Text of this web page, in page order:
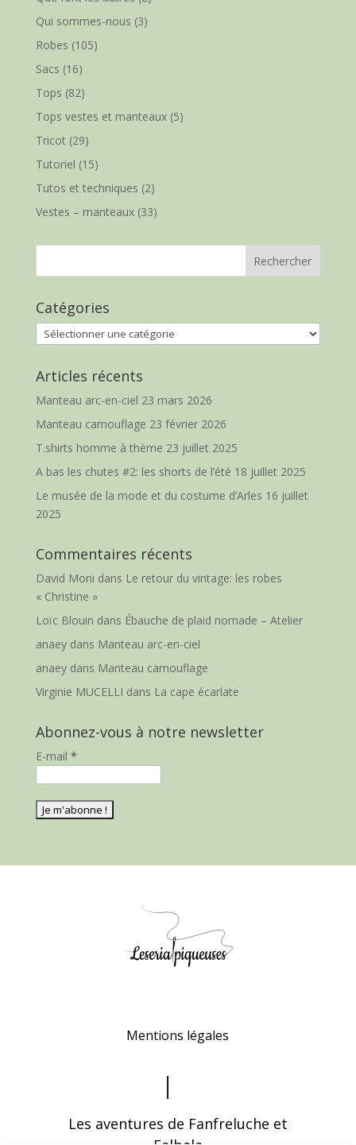
Qui sommes-nous (3)
Robes (105)
Sacs (16)
Tops (82)
Tops vestes et manteaux(5)
Tricot(29)
Tutoriel (15)
Tutos et techniques (2)
Vestes – manteaux(33)
Catégories
Catégories
Articles récents
Manteau arc-en-ciel 23 mars 2026
Manteau camouflage 23 février 2026
T.shirts homme à thème 23 juillet 2025
A bas les chutes #2: les shorts de l’été 18 juillet 2025
Le musée de la mode et du costume d’Arles 16 juillet
2025
Commentaires récents
David Moni dans Le retour du vintage: les robes
« Christine »
Loïc Blouin dans Ébauche de plaid nomade – Atelier
anaeydans Manteau arc-en-ciel
anaeydans Manteau camouflage
Virginie MUCELLI dans La cape écarlate
Abonnez-vous à notre newsletter
E-mail *
Mentions légales
Les aventures de Fanfreluche et